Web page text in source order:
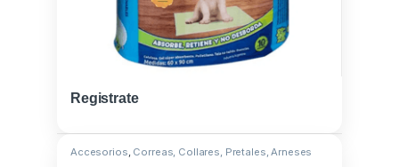
Registrate
Accesorios, Correas, Collares, Pretales, Arneses